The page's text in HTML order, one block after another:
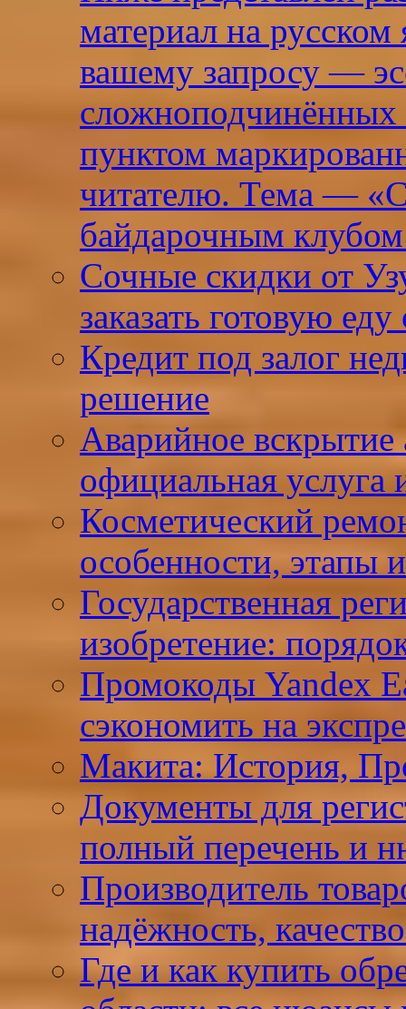
материал на
вашему запросу —
пунктом
читателю. Тема —
байдарочным
Сочные скидки от
заказать готовую
Кредит под залог
решение
Аварийное вскрытие
официальная услуга
Косметический
особенности, этапы
Государственная
изобретение:
Промокоды Yandex
сэкономить на
Макита: История,
Документы для
полный перечень и
Производитель
надёжность,
Где и как купить